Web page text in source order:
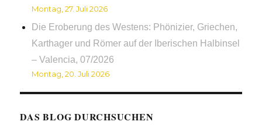
Montag, 27. Juli 2026
Die Eroberung des Westens: Phönizier, Griechen,
Karthager und Römer auf der Iberischen Halbinsel
– Valencia, 07/2026
Montag, 20. Juli 2026
DAS BLOG DURCHSUCHEN